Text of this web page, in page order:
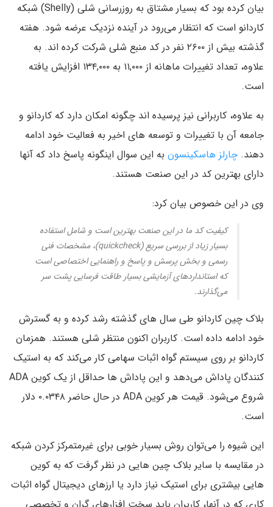
بیان کرده بود که بسیار مشتاق به روزرسانی شلی (Shelly) شبکه
کاردانو است که انتظار می‌رود در آینده نزدیک عرضه شود. هفته
گذشته بیش از ۲۶۰۰ نفر در کد منبع شلی شرکت کرده اند. به
علاوه، تعداد تغییرات ماهانه از ۱۱,۰۰۰ به ۱۳۴,۰۰۰ افزایش یافته
است.
به علاوه، کاربرانی نیز پرسیده اند چگونه امکان دارد که کاردانو و
جامعه آن با تغییرات و توسعه های اخیر به فعالیت خود ادامه
دهند. چارلز هاسکینسون به این سوال اینگونه پاسخ داد که آنها
دارای بهترین کد در این صنعت هستند.
وی در این خصوص بیان کرد:
کیفیت کد ما در این صنعت بهترین است و شامل استفاده
بسیار زیاد از بررسی سریع (quickcheck)، مشخصات فنی
رسمی و بخش پرسش و پاسخ و راهنمایی اختصاصی است
که استانداردهای آزمایشی بسیار طاقت فرسایی پشت سر
می‌گذارند.
بلاک چین کاردانو طی سال های گذشته رشد کرده و به گسترش
خود ادامه داده است. کاربران اکنون منتظر شلی هستند. همزمان
کاردانو بر روی سیستم گواه اثبات سهامی کار می‌کند که به استیک
کنندگان پاداش می‌دهد و این پاداش ها حداقل از یک کوین ADA
شروع می‌شود. قیمت هر کوین ADA در حال حاضر ۰.۰۳۴۸ دلار
است.
این شیوه را می‌توان روش بسیار خوبی برای غیرمتمرکز کردن شبکه
در مقایسه با سایر بلاک چین هایی در نظر گرفت که به کوین
هایی بیشتری برای استیک نیاز دارد یا ارزهای دیجیتال گواه اثبات